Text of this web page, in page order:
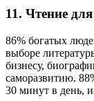
11. Чтение
86% богатых
выборе
бизнесу,
саморазвитию.
30 минут в день,